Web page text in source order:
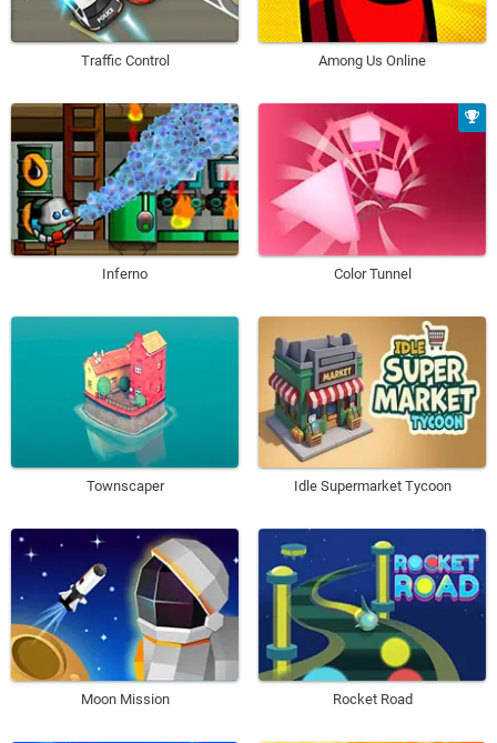
Traffic Control Among Us Online
Inferno Color Tunnel
Townscaper Idle Supermarket Tycoon
Moon Mission Rocket Road